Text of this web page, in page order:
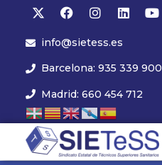
info@sietess.es
Barcelona: 935 339 900
Madrid: 660 454 712